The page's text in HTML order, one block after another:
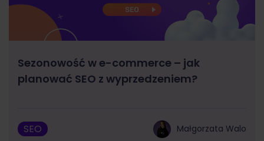
Sezonowość w e-commerce – jak
planować SEO z wyprzedzeniem?
SEO Małgorzata Walo